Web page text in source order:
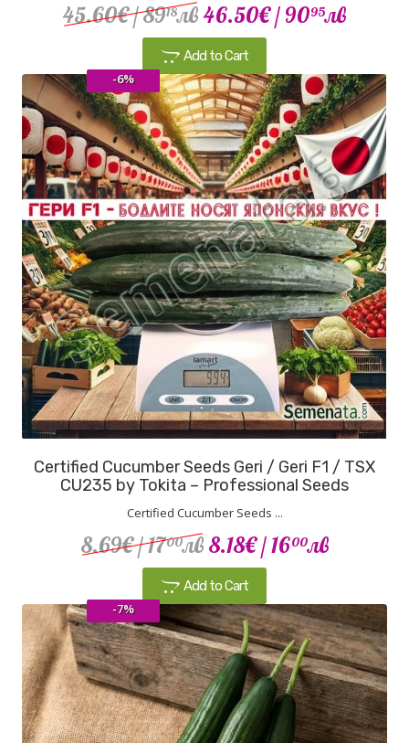
45.60€/ 8918лв 46.50€/ 9095лв
Add to Cart
Certified Cucumber Seeds Geri / Geri F1 / TSX
CU235 by Tokita – Professional Seeds
Certified Cucumber Seeds ...
8.69€/ 1700лв 8.18€/ 1600лв
Add to Cart
-6%
-7%